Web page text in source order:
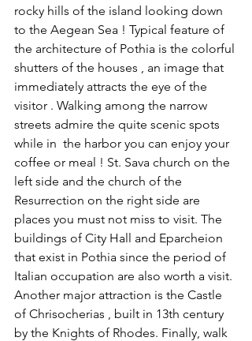
rocky hills of the island looking down
to the Aegean Sea ! Typical feature of
the architecture of Pothia is the colorful
shutters of the houses , an image that
immediately attracts the eye of the
visitor . Walking among the narrow
streets admire the quite scenic spots
while in  the harbor you can enjoy your
coffee or meal ! St. Sava church on the
left side and the church of the
Resurrection on the right side are
places you must not miss to visit. The
buildings of City Hall and Eparcheion
that exist in Pothia since the period of
Italian occupation are also worth a visit.
Another major attraction is the Castle
of Chrisocherias , built in 13th century
by the Knights of Rhodes. Finally, walk